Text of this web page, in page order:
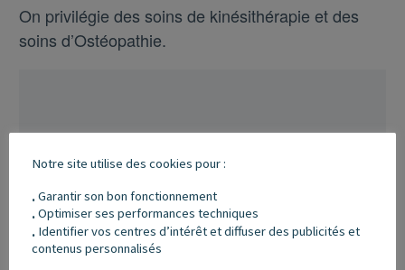
On privilégie des soins de kinésithérapie et des
soins d’Ostéopathie.
parfaitement afin de
récupérer une cheville
Notre site utilise des cookies pour :
.Garantir son bon fonctionnement
.Optimiser ses performances techniques
. Identifier vos centres d’intérêt et diffuser des publicités et
contenus personnalisés